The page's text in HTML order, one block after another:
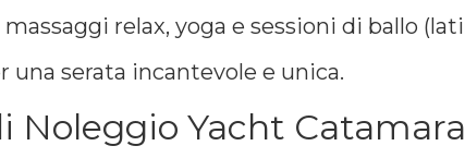
massaggi relax, yoga e sessioni di ballo
una serata incantevole e unica.
Noleggio Yacht